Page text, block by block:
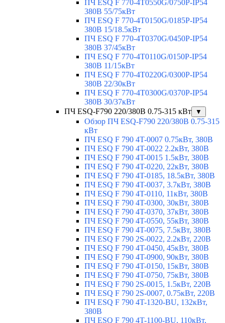
ПЧ ESQ F 770-4T0550G/0750P-IP54
380В 55/75кВт
ПЧ ESQ F 770-4T0150G/0185P-IP54
380В 15/18.5кВт
ПЧ ESQ F 770-4T0370G/0450P-IP54
380В 37/45кВт
ПЧ ESQ F 770-4T0110G/0150P-IP54
380В 11/15кВт
ПЧ ESQ F 770-4T0220G/0300P-IP54
380В 22/30кВт
ПЧ ESQ F 770-4T0300G/0370P-IP54
380В 30/37кВт
ПЧ ESQ-F790 220/380В 0.75-315 кВт
▼
Обзор ПЧ ESQ-F790 220/380В 0.75-315
кВт
ПЧ ESQ F 790 4T-0007 0.75кВт, 380В
ПЧ ESQ F 790 4T-0022 2.2кВт, 380В
ПЧ ESQ F 790 4T-0015 1.5кВт, 380В
ПЧ ESQ F 790 4T-0220, 22кВт, 380В
ПЧ ESQ F 790 4T-0185, 18.5кВт, 380В
ПЧ ESQ F 790 4T-0037, 3.7кВт, 380В
ПЧ ESQ F 790 4T-0110, 11кВт, 380В
ПЧ ESQ F 790 4T-0300, 30кВт, 380В
ПЧ ESQ F 790 4T-0370, 37кВт, 380В
ПЧ ESQ F 790 4T-0550, 55кВт, 380В
ПЧ ESQ F 790 4T-0075, 7.5кВт, 380В
ПЧ ESQ F 790 2S-0022, 2.2кВт, 220В
ПЧ ESQ F 790 4T-0450, 45кВт, 380В
ПЧ ESQ F 790 4T-0900, 90кВт, 380В
ПЧ ESQ F 790 4T-0150, 15кВт, 380В
ПЧ ESQ F 790 4T-0750, 75кВт, 380В
ПЧ ESQ F 790 2S-0015, 1.5кВт, 220В
ПЧ ESQ F 790 2S-0007, 0.75кВт, 220В
ПЧ ESQ F 790 4T-1320-BU, 132кВт,
380В
ПЧ ESQ F 790 4T-1100-BU, 110кВт,